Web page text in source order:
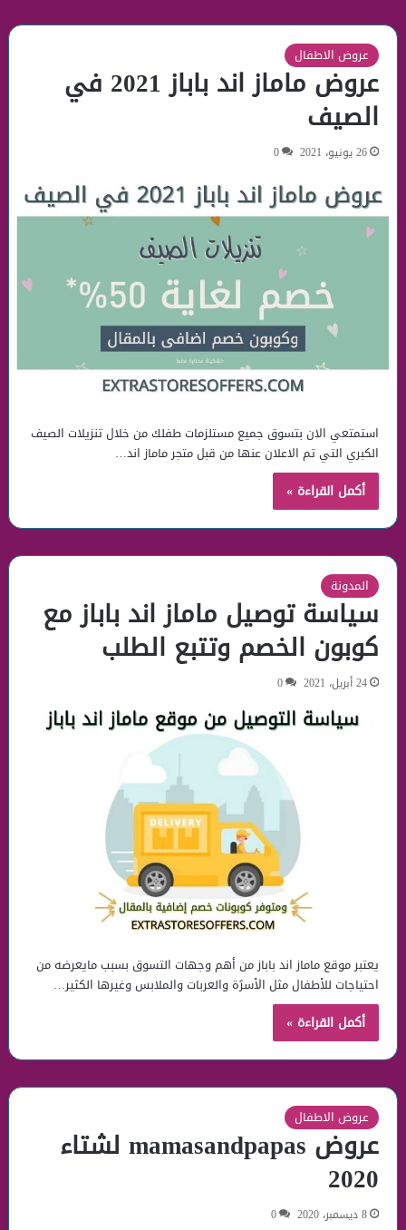
عروض الاطفال
عروض ماماز اند باباز 2021 في
الصيف
26 يونيو، 2021 0
استمتعي الان بتسوق جميع مستلزمات طفلك من خلال تنزيلات الصيف
الكبري التي تم الاعلان عنها من قبل متجر ماماز اند…
أكمل القراءة »
المدونة
سياسة توصيل ماماز اند باباز مع
كوبون الخصم وتتبع الطلب
24 أبريل، 2021 0
يعتبر موقع ماماز اند باباز من أهم وجهات التسوق بسبب مايعرضه من
احتياجات للأطفال مثل الأسرًة والعربات والملابس وغيرها الكثير…
أكمل القراءة »
عروض الاطفال
عروض mamasandpapas لشتاء
2020
8 ديسمبر، 2020 0